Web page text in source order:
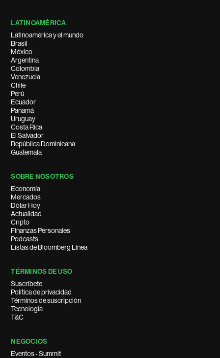
LATINOAMÉRICA
Latinoamérica y el mundo
Brasil
México
Argentina
Colombia
Venezuela
Chile
Perú
Ecuador
Panamá
Uruguay
Costa Rica
El Salvador
República Dominicana
Guatemala
SOBRE NOSOTROS
Economía
Mercados
Dólar Hoy
Actualidad
Cripto
Finanzas Personales
Podcasts
Listas de Bloomberg Línea
TÉRMINOS DE USO
Suscríbete
Política de privacidad
Términos de suscripción
Tecnología
T&C
NEGOCIOS
Eventos - Summit